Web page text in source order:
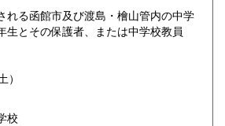
れる函館市及び渡島・檜山管内の中学
生とその保護者、または中学校教員
）
校